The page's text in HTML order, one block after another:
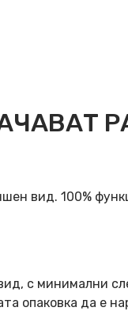
вид. 100%
с минимални
опаковка да е